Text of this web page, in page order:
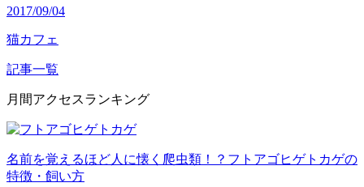
2017/09/04
猫カフェ
記事一覧
月間アクセスランキング
名前を覚えるほど人に懐く爬虫類！？フトアゴヒゲトカゲの
特徴・飼い方